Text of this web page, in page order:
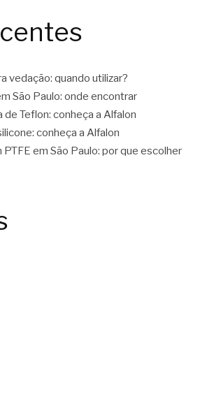
vedação: quando utilizar?
São Paulo: onde encontrar
Teflon: conheça a Alfalon
conheça a Alfalon
em São Paulo: por que escolher